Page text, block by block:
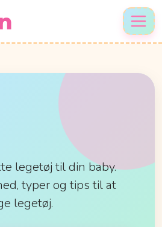
legetøj til din baby.
typer og tips til at
legetøj.